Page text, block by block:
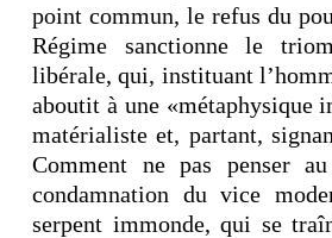
point commun, le refus du
Régime sanctionne le
libérale, qui, instituant
aboutit à une «métaphysique
matérialiste et, partant,
Comment ne pas penser
condamnation du vice
serpent immonde, qui se